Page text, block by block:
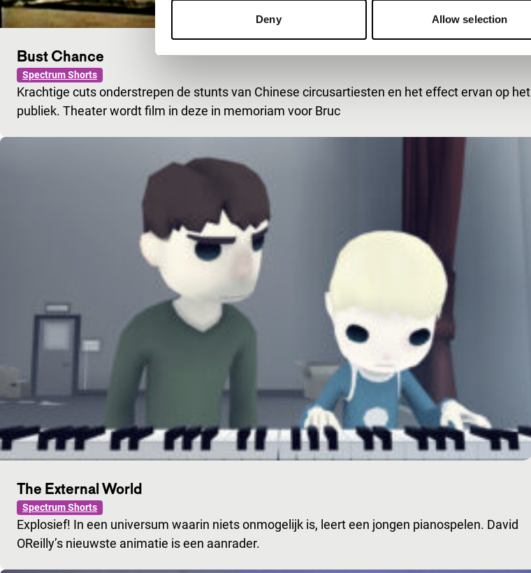
Deny Allow selection
Bust Chance
Spectrum Shorts
Krachtige cuts onderstrepen de stunts van Chinese circusartiesten en het effect ervan op het
publiek. Theater wordt film in deze in memoriam voor Bruc
The External World
Spectrum Shorts
Explosief! In een universum waarin niets onmogelijk is, leert een jongen pianospelen. David
OReilly’s nieuwste animatie is een aanrader.